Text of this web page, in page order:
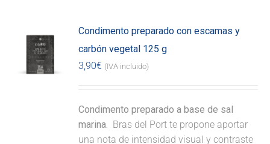
Condimento preparado con escamas y
carbón vegetal 125 g
3,90€ (IVA incluido)
Condimento preparado a base de sal
marina. Bras del Port te propone aportar
una nota de intensidad visual y contraste